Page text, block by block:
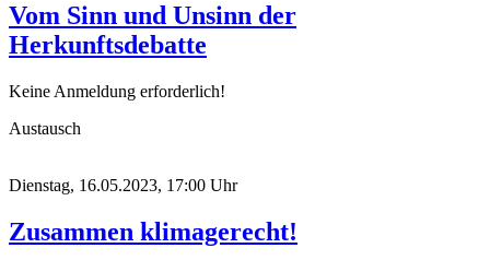
Vom Sinn und Unsinn der
Herkunftsdebatte
Keine Anmeldung erforderlich!
Austausch
Dienstag, 16.05.2023, 17:00 Uhr
Zusammen klimagerecht!